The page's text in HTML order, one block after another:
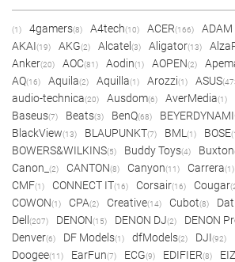
(1) 4gamers(8) A4tech(10) ACER(166) ADAM
AKAI(19) AKG(2) Alcatel (3) Aligator(13)
Anker(20) AOC(81) Aodin(1) AOPEN(2)
AQ(16) Aquila(2) Aquilla(1) Arozzi(1) ASUS
audio-technica(20) Ausdom(6) AverMedia(1)
Baseus(7) Beats(3) BenQ(68)
BlackView(13) BLAUPUNKT(7) BML (1) BOSE
BOWERS&WILKINS(5) Buddy Toys(4) Buxton
Canon_ (2) CANTON(8) Canyon(11) Carrera(1)
CMF(1) CONNECT IT(16) Corsair(16) Cougar
COWON(1) CPA(2) Creative(14) Cubot(8)
Dell (207) DENON(15) DENON DJ(2) DENON
Denver(6) DF Models(1) dfModels(2) DJI(92)
Doogee(11) EarFun(7) ECG(9) EDIFIER(8)